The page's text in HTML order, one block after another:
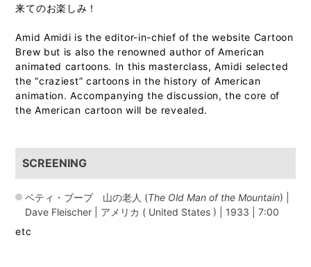
来てのお楽しみ！
Amid Amidi is the editor-in-chief of the website Cartoon
Brew but is also the renowned author of American
animated cartoons. In this masterclass, Amidi selected
the “craziest” cartoons in the history of American
animation. Accompanying the discussion, the core of
the American cartoon will be revealed.
SCREENING
ベティ・ブープ 山の老人 (The Old Man of the Mountain) |
Dave Fleischer | アメリカ ( United States ) | 1933 | 7:00
etc